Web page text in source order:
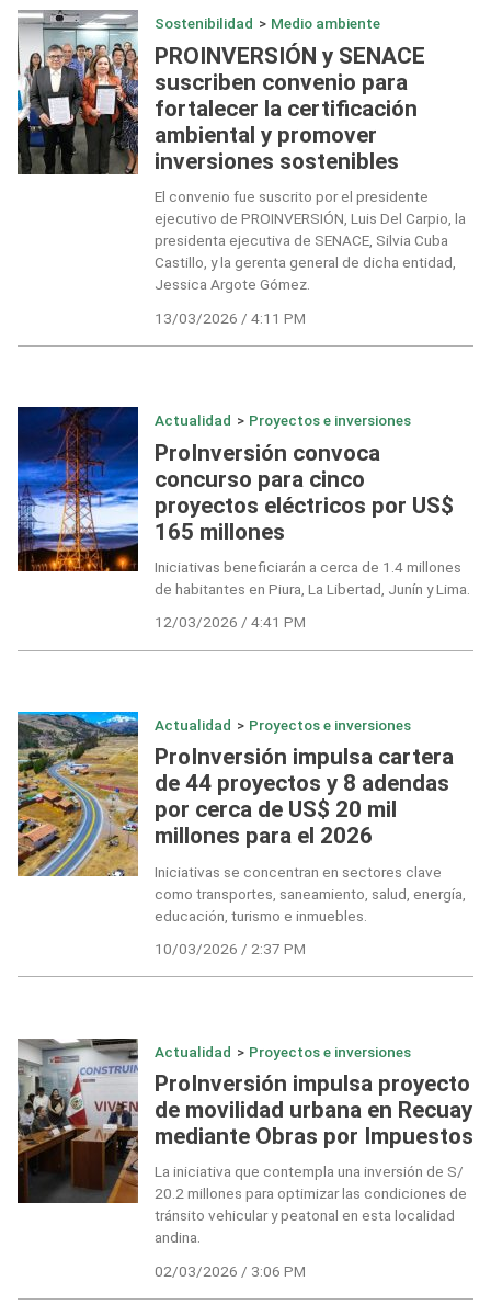
Sostenibilidad > Medio ambiente
PROINVERSIÓN y SENACE
suscriben convenio para
fortalecer la certificación
ambiental y promover
inversiones sostenibles
El convenio fue suscrito por el presidente
ejecutivo de PROINVERSIÓN, Luis Del Carpio, la
presidenta ejecutiva de SENACE, Silvia Cuba
Castillo, y la gerenta general de dicha entidad,
Jessica Argote Gómez.
13/03/2026 / 4:11 PM
Actualidad > Proyectos e inversiones
ProInversión convoca
concurso para cinco
proyectos eléctricos por US$
165 millones
Iniciativas beneficiarán a cerca de 1.4 millones
de habitantes en Piura, La Libertad, Junín y Lima.
12/03/2026 / 4:41 PM
Actualidad > Proyectos e inversiones
ProInversión impulsa cartera
de 44 proyectos y 8 adendas
por cerca de US$ 20 mil
millones para el 2026
Iniciativas se concentran en sectores clave
como transportes, saneamiento, salud, energía,
educación, turismo e inmuebles.
10/03/2026 / 2:37 PM
Actualidad > Proyectos e inversiones
ProInversión impulsa proyecto
de movilidad urbana en Recuay
mediante Obras por Impuestos
La iniciativa que contempla una inversión de S/
20.2 millones para optimizar las condiciones de
tránsito vehicular y peatonal en esta localidad
andina.
02/03/2026 / 3:06 PM